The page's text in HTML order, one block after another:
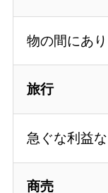
物の間にあり
旅行
急ぐな利益
商売